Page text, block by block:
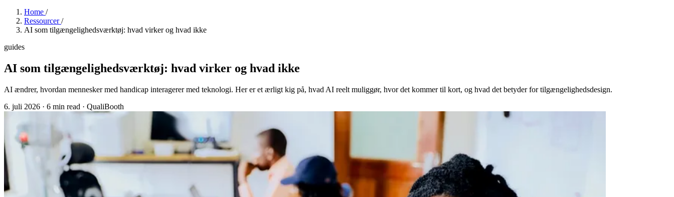
Home /
Ressourcer/
AI som tilgængelighedsværktøj: hvad virker og hvad ikke
guides
AI som tilgængelighedsværktøj: hvad virker og hvad ikke
AI ændrer, hvordan mennesker med handicap interagerer med teknologi. Her er et ærligt kig på, hvad AI reelt muliggør, hvor det kommer til kort, og hvad det betyder for tilgængelighedsdesign.
6. juli 2026 · 6 min read · QualiBooth